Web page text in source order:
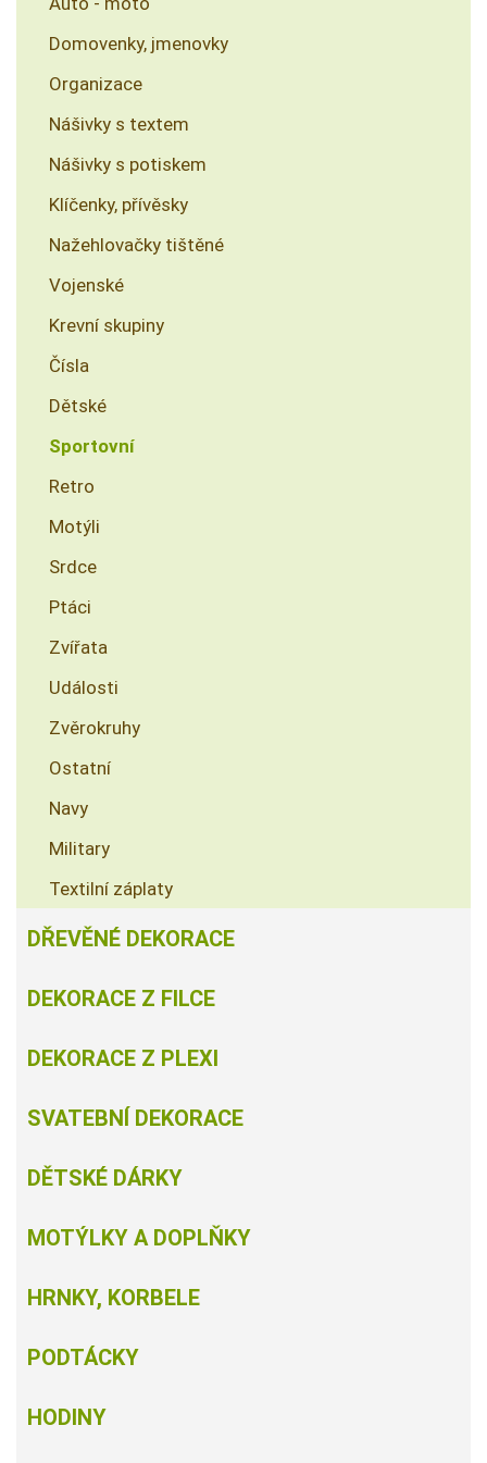
Domovenky, jmenovky
Organizace
Nášivky s textem
Nášivky s potiskem
Klíčenky, přívěsky
Nažehlovačky tištěné
Vojenské
Krevní skupiny
Čísla
Dětské
Sportovní
Retro
Motýli
Srdce
Ptáci
Zvířata
Události
Zvěrokruhy
Ostatní
Navy
Military
Textilní záplaty
DŘEVĚNÉ DEKORACE
DEKORACE Z FILCE
DEKORACE Z PLEXI
SVATEBNÍ DEKORACE
DĚTSKÉ DÁRKY
MOTÝLKY A DOPLŇKY
HRNKY, KORBELE
PODTÁCKY
HODINY